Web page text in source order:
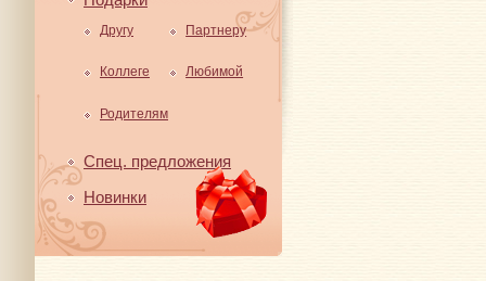
Другу Партнеру
Коллеге Любимой
Родителям
Спец. предложения
Новинки